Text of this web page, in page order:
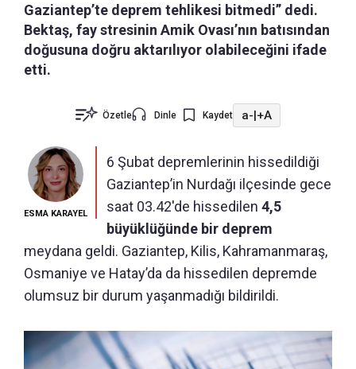
Gaziantep’te deprem tehlikesi bitmedi” dedi.
Bektaş, fay stresinin Amik Ovası’nın batısından
doğusuna doğru aktarılıyor olabileceğini ifade
etti.
Özetle Dinle Kaydet a-|+A
ESMA KARAYEL
6 Şubat depremlerinin hissedildiği
Gaziantep’in Nurdağı ilçesinde gece
saat 03.42'de hissedilen 4,5
büyüklüğünde bir deprem
meydana geldi. Gaziantep, Kilis, Kahramanmaraş,
Osmaniye ve Hatay’da da hissedilen depremde
olumsuz bir durum yaşanmadığı bildirildi.